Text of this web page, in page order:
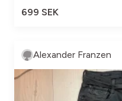
699 SEK
Alexander Franzen